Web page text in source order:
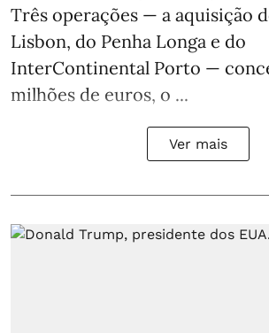
Três operações — a aquisição
Lisbon, do Penha Longa e do
InterContinental Porto —
milhões de euros, o ...
Ver mais